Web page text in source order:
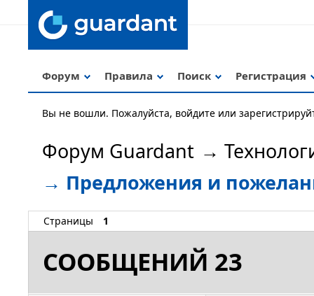
Форум Правила Поиск Регистрация
Вы не вошли. Пожалуйста, войдите или
Форум Guardant →
→ Предложения и
Страницы 1
СООБЩЕНИЙ 23